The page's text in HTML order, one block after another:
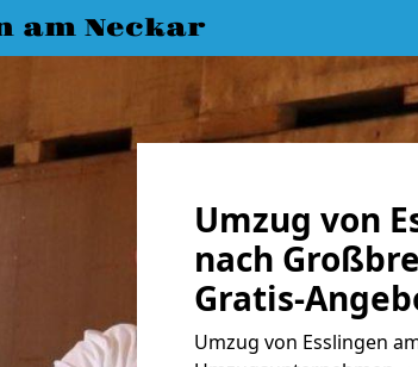
am Neckar
Umzug von
nach
Gratis-
Umzug von Esslingen